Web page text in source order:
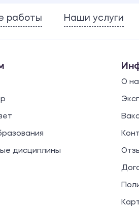
работы Наши услуги
дисциплины
О